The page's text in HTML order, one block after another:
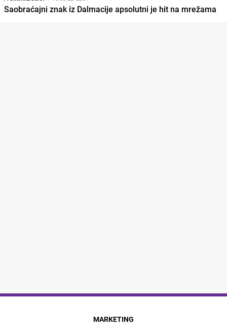
Saobraćajni znak iz Dalmacije apsolutni je hit na mrežama
MARKETING